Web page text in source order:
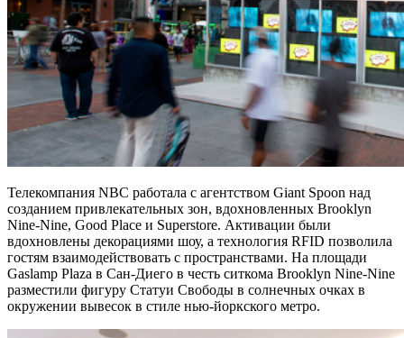
Телекомпания NBC работала с агентством Giant Spoon над
созданием привлекательных зон, вдохновленных Brooklyn
Nine-Nine, Good Place и Superstore. Активации были
вдохновлены декорациями шоу, а технология RFID позволила
гостям взаимодействовать с пространствами. На площади
Gaslamp Plaza в Сан-Диего в честь ситкома Brooklyn Nine-Nine
разместили фигуру Статуи Свободы в солнечных очках в
окружении вывесок в стиле нью-йоркского метро.